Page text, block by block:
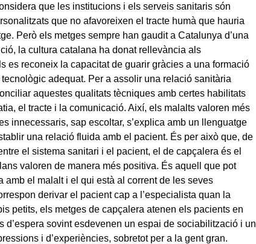
que les institucions i els serveis sanitaris són
que no afavoreixen el tracte humà que hauria
Però els metges sempre han gaudit a Catalunya d’una
la cultura catalana ha donat rellevància als
es reconeix la capacitat de guarir gràcies a una formació
adequat. Per a assolir una relació sanitària
aquestes qualitats tècniques amb certes habilitats
el tracte i la comunicació. Així, els malalts valoren més
innecessaris, sap escoltar, s’explica amb un llenguatge
una relació fluida amb el pacient. És per això que, de
el sistema sanitari i el pacient, el de capçalera és el
valoren de manera més positiva. És aquell que pot
amb el malalt i el qui està al corrent de les seves
derivar el pacient cap a l’especialista quan la
petits, els metges de capçalera atenen els pacients en
d’espera sovint esdevenen un espai de sociabilització i un
i d’experiències, sobretot per a la gent gran.